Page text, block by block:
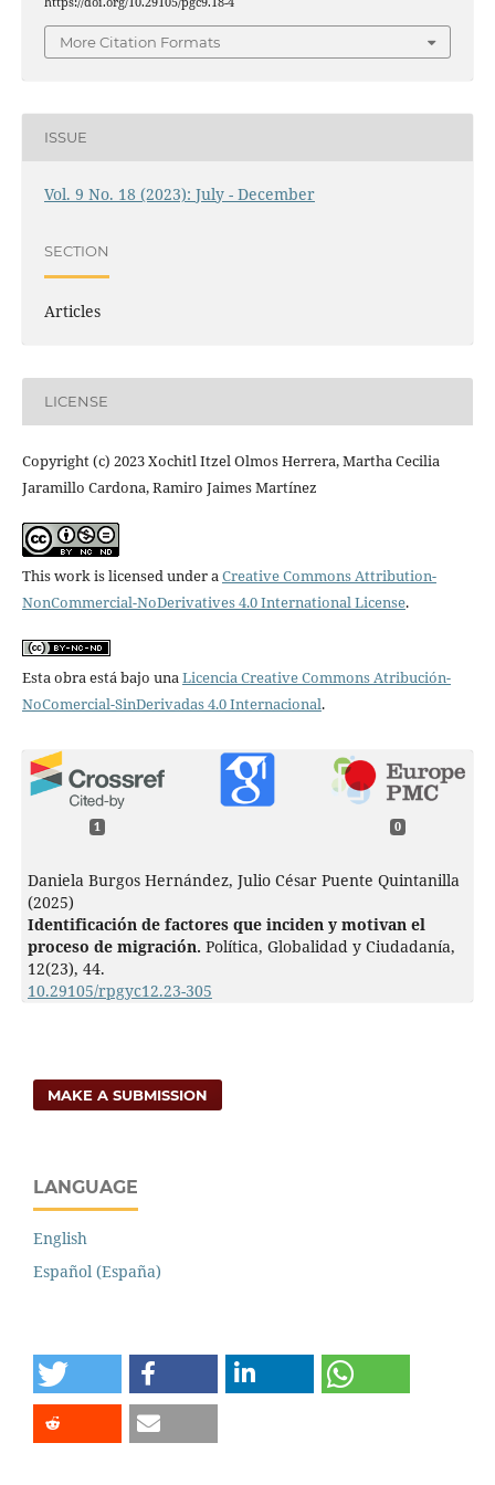
More Citation Formats
ISSUE
Vol. 9 No. 18 (2023): July - December
SECTION
Articles
LICENSE
Copyright (c) 2023 Xochitl Itzel Olmos Herrera, Martha Cecilia
Jaramillo Cardona, Ramiro Jaimes Martínez
This work is licensed under aCreative Commons Attribution-
NonCommercial-NoDerivatives 4.0 International License.
Esta obra está bajo unaLicencia Creative Commons Atribución-
NoComercial-SinDerivadas 4.0 Internacional.
1 0
Daniela Burgos Hernández, Julio César Puente Quintanilla
(2025)
Identificación de factores que inciden y motivan el
proceso de migración. Política, Globalidad y Ciudadanía,
12(23), 44.
10.29105/rpgyc12.23-305
MAKE A SUBMISSION
LANGUAGE
English
Español (España)